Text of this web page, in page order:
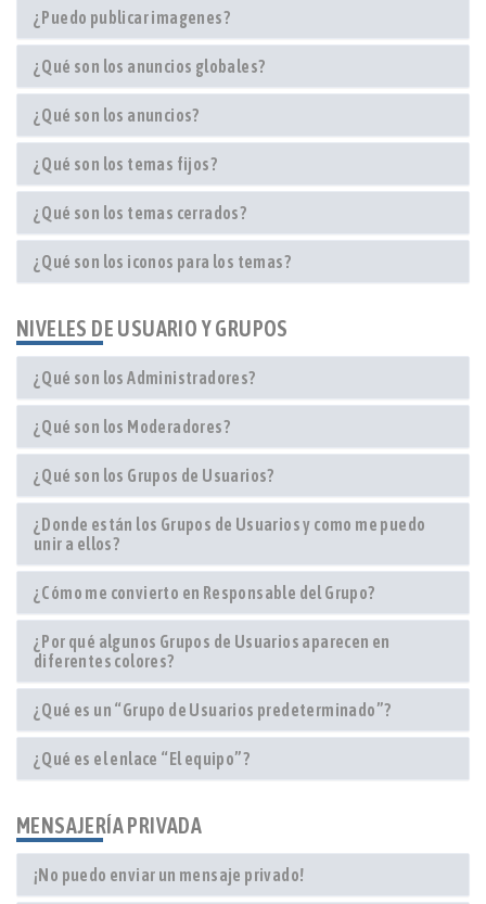
¿Puedo publicar imagenes?
¿Qué son los anuncios globales?
¿Qué son los anuncios?
¿Qué son los temas fijos?
¿Qué son los temas cerrados?
¿Qué son los iconos para los temas?
NIVELES DE USUARIO Y GRUPOS
¿Qué son los Administradores?
¿Qué son los Moderadores?
¿Qué son los Grupos de Usuarios?
¿Donde están los Grupos de Usuarios y como me puedo
unir a ellos?
¿Cómo me convierto en Responsable del Grupo?
¿Por qué algunos Grupos de Usuarios aparecen en
diferentes colores?
¿Qué es un “Grupo de Usuarios predeterminado”?
¿Qué es el enlace “El equipo”?
MENSAJERÍA PRIVADA
¡No puedo enviar un mensaje privado!